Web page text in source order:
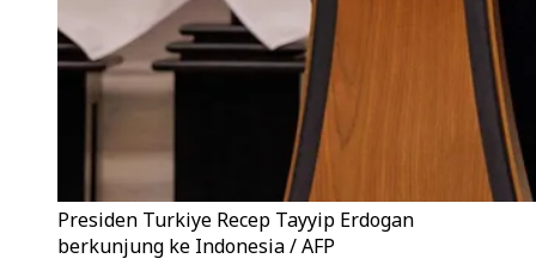
Presiden Turkiye Recep Tayyip Erdogan
berkunjung ke Indonesia / AFP